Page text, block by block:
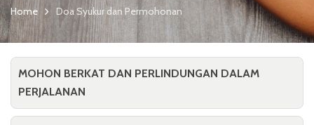
Home Doa Syukur dan Permohonan
MOHON BERKAT DAN PERLINDUNGAN DALAM
PERJALANAN